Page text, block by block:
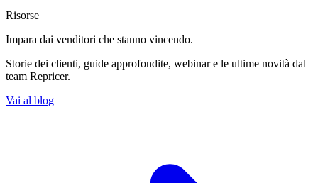
Risorse
Impara dai venditori che stanno vincendo.
Storie dei clienti, guide approfondite, webinar e le ultime novità dal
team Repricer.
Vai al blog